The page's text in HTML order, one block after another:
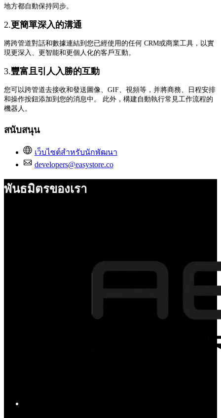
地方都自動保持同步。
2.更簡單深入的溝通
將跨管道對話和數據連結到您已經使用的任何 CRM或商業工具，以實
現更深入、更智能和更個人化的客戶互動。
3.豐富且引人入勝的互動
您可以跨管道去接收和發送圖像、GIF、視頻等，并將商務、日程安排
和操作按鈕添加到您的消息中。 此外，構建自動執行常見工作流程的
機器人。
สนับสนุน
เว็บไซต์สำหรับนักพัฒนา
developers@easystore.co
พันธมิตรของเรา